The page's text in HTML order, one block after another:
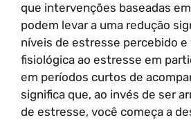
que intervenções baseadas
podem levar a uma redução
níveis de estresse percebido e
fisiológica ao estresse em
em períodos curtos de
significa que, ao invés de ser
de estresse, você começa a